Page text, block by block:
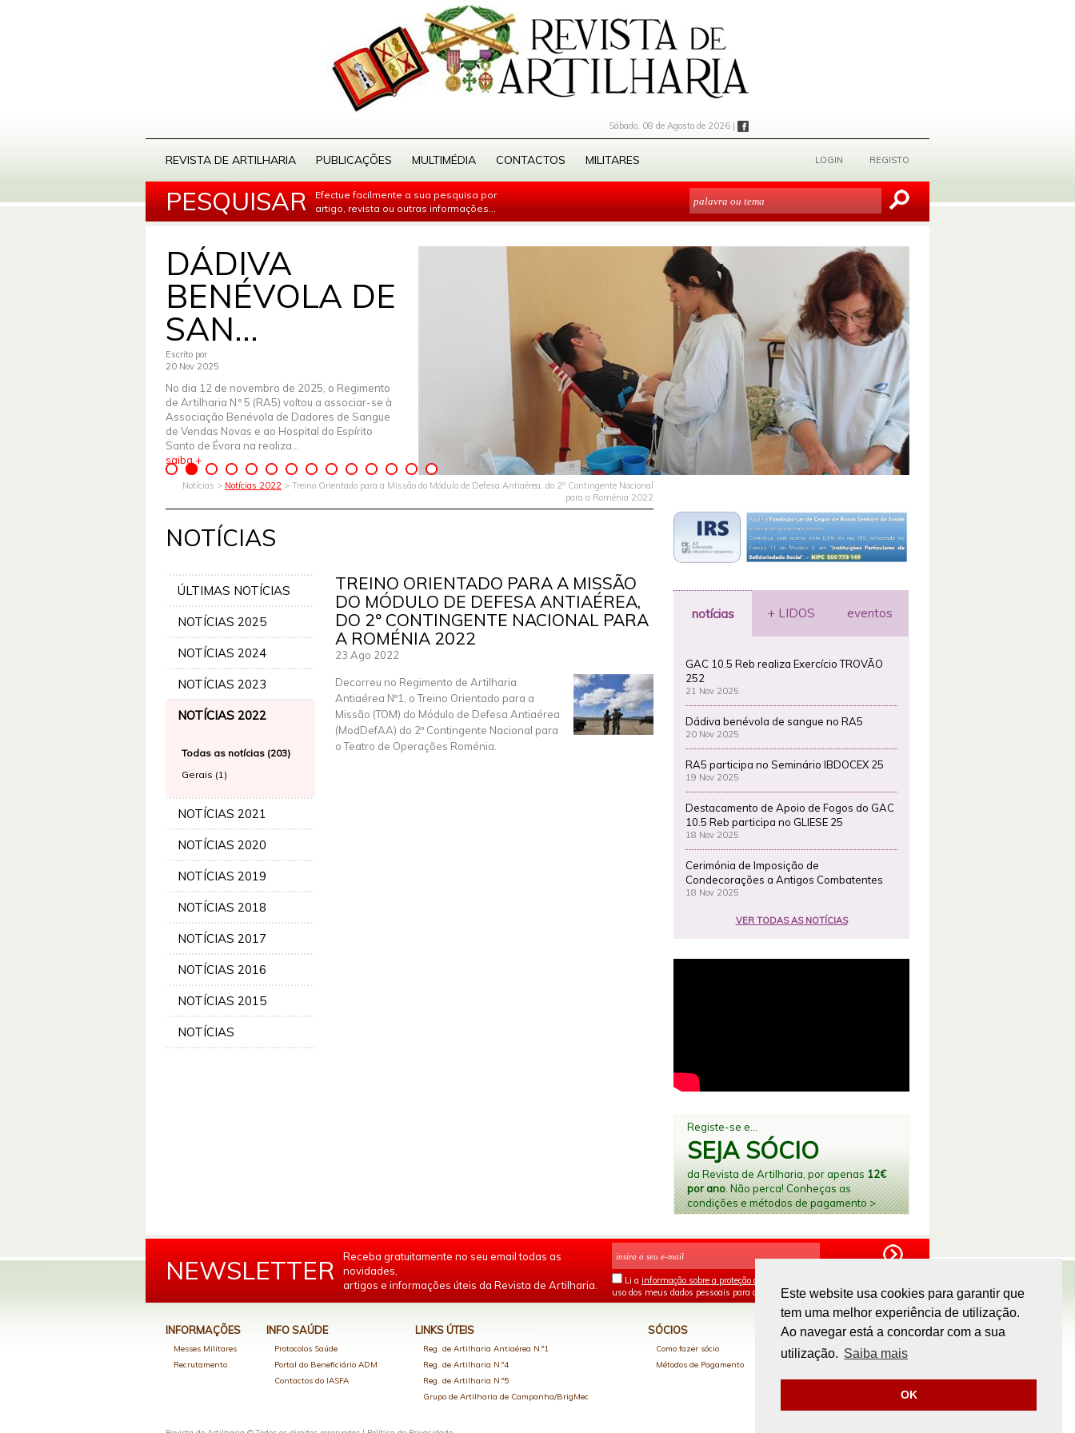
Este website usa cookies para garantir que
tem uma melhor experiência de utilização.
Ao navegar está a concordar com a sua
utilização. Saiba mais
OK
Sábado, 08 de Agosto de 2026 |
REVISTA DE ARTILHARIA PUBLICAÇÕES MULTIMÉDIA CONTACTOS MILITARES LOGIN REGISTO
PESQUISAR
Efectue facilmente a sua pesquisa por
artigo, revista ou outras informações...
DÁDIVA
BENÉVOLA DE
SAN...
Escrito por
20 Nov 2025
No dia 12 de novembro de 2025, o Regimento
de Artilharia N.º 5 (RA5) voltou a associar-se à
Associação Benévola de Dadores de Sangue
de Vendas Novas e ao Hospital do Espírito
Santo de Évora na realiza...
saiba +
Notícias > Notícias 2022 > Treino Orientado para a Missão do Módulo de Defesa Antiaérea, do 2º Contingente Nacional
para a Roménia 2022
NOTÍCIAS
ÚLTIMAS NOTÍCIAS
NOTÍCIAS 2025
NOTÍCIAS 2024
NOTÍCIAS 2023
NOTÍCIAS 2022
Todas as notícias (203)
Gerais (1)
NOTÍCIAS 2021
NOTÍCIAS 2020
NOTÍCIAS 2019
NOTÍCIAS 2018
NOTÍCIAS 2017
NOTÍCIAS 2016
NOTÍCIAS 2015
NOTÍCIAS
TREINO ORIENTADO PARA A MISSÃO
DO MÓDULO DE DEFESA ANTIAÉREA,
DO 2º CONTINGENTE NACIONAL PARA
A ROMÉNIA 2022
23 Ago 2022
Decorreu no Regimento de Artilharia
Antiaérea Nº1, o Treino Orientado para a
Missão (TOM) do Módulo de Defesa Antiaérea
(ModDefAA) do 2º Contingente Nacional para
o Teatro de Operações Roménia.
notícias + LIDOS eventos
GAC 10.5 Reb realiza Exercício TROVÃO
252
21 Nov 2025
Dádiva benévola de sangue no RA5
20 Nov 2025
RA5 participa no Seminário IBDOCEX 25
19 Nov 2025
Destacamento de Apoio de Fogos do GAC
10.5 Reb participa no GLIESE 25
18 Nov 2025
Cerimónia de Imposição de
Condecorações a Antigos Combatentes
18 Nov 2025
VER TODAS AS NOTÍCIAS
Registe-se e...
SEJA SÓCIO
da Revista de Artilharia, por apenas 12€
por ano. Não perca! Conheças as
condições e métodos de pagamento >
NEWSLETTER
Receba gratuitamente no seu email todas as
novidades,
artigos e informações úteis da Revista de Artilharia.
Li a informação sobre a proteção de dados
uso dos meus dados pessoais para os fins mencionados.
INFORMAÇÕES
Messes Militares
Recrutamento
INFO SAÚDE
Protocolos Saúde
Portal do Beneficiário ADM
Contactos do IASFA
LINKS ÚTEIS
Reg. de Artilharia Antiaérea N.º1
Reg. de Artilharia N.º4
Reg. de Artilharia N.º5
Grupo de Artilharia de Campanha/BrigMec
SÓCIOS
Como fazer sócio
Métodos de Pagamento
PAGAMENTOS ONLINE